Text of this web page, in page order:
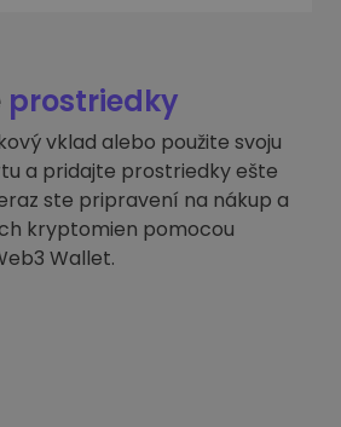
prostriedky
vklad alebo použite svoju
a pridajte prostriedky ešte
ste pripravení na nákup a
kryptomien pomocou
Wallet.